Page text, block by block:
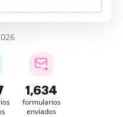
1,634
formularios
enviados